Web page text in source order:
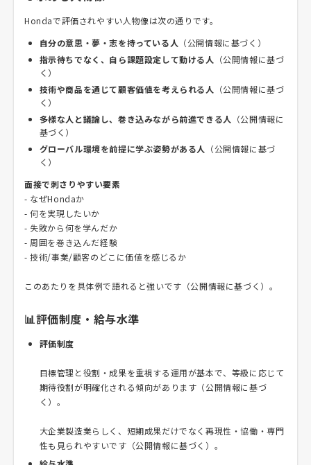
Hondaで評価されやすい人物像は次の通りです。
自分の意思・夢・志を持っている人 （公開情報に基づく）
指示待ちでなく、自ら課題設定して動ける人 （公開情報に基づ
く）
技術や商品を通じて顧客価値を考えられる人 （公開情報に基づ
く）
多様な人と議論し、巻き込みながら前進できる人 （公開情報に
基づく）
グローバル環境を前提に学ぶ姿勢がある人 （公開情報に基づ
く）
面接で刺さりやすい要素
- なぜHondaか
- 何を実現したいか
- 失敗から何を学んだか
- 周囲を巻き込んだ経験
- 技術/事業/顧客のどこに価値を感じるか
このあたりを具体例で語れると強いです（公開情報に基づく）。
📊評価制度・給与水準
評価制度
目標管理と役割・成果を重視する運用が基本で、等級に応じて
期待役割が明確化される傾向があります（公開情報に基づ
く）。
大企業製造業らしく、短期成果だけでなく再現性・協働・専門
性も見られやすいです（公開情報に基づく）。